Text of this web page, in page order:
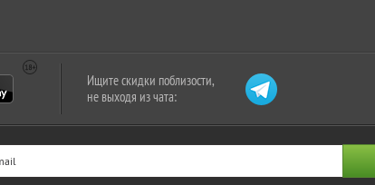
Ищите скидки поблизости,
не выходя из чата: